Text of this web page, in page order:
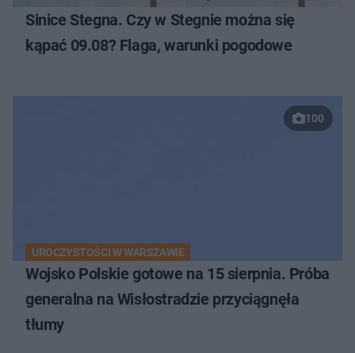
Sinice Stegna. Czy w Stegnie można się
kąpać 09.08? Flaga, warunki pogodowe
100
UROCZYSTOŚCI W WARSZAWIE
Wojsko Polskie gotowe na 15 sierpnia. Próba
generalna na Wisłostradzie przyciągnęła
tłumy